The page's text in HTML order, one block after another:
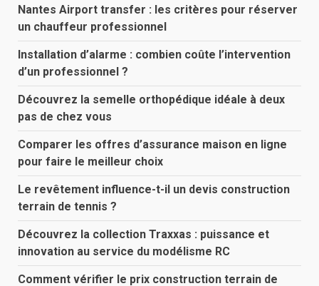
Nantes Airport transfer : les critères pour réserver
un chauffeur professionnel
Installation d’alarme : combien coûte l’intervention
d’un professionnel ?
Découvrez la semelle orthopédique idéale à deux
pas de chez vous
Comparer les offres d’assurance maison en ligne
pour faire le meilleur choix
Le revêtement influence-t-il un devis construction
terrain de tennis ?
Découvrez la collection Traxxas : puissance et
innovation au service du modélisme RC
Comment vérifier le prix construction terrain de